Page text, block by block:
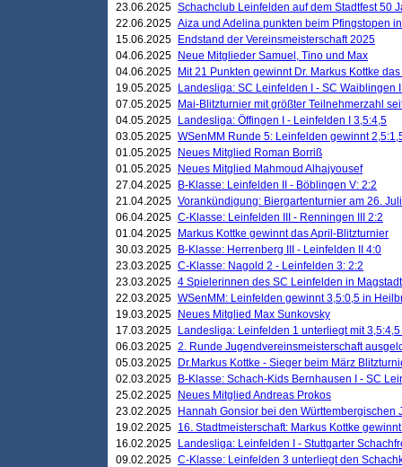
23.06.2025 Schachclub Leinfelden auf dem Stadtfest 50
22.06.2025 Aiza und Adelina punkten beim Pfingstopen
15.06.2025
Endstand der Vereinsmeisterschaft 2025
04.06.2025
Neue Mitglieder Samuel, Tino und Max
04.06.2025
Mit 21 Punkten gewinnt Dr. Markus Kottke
19.05.2025
Landesliga: SC Leinfelden I - SC Waiblingen
07.05.2025
Mai-Blitzturnier mit größter Teilnehmerzahl
04.05.2025
Landesliga: Öffingen I - Leinfelden I 3,5:4,5
03.05.2025 WSenMM Runde 5: Leinfelden gewinnt
01.05.2025
Neues Mitglied Roman Borriß
01.05.2025
Neues Mitglied Mahmoud Alhajyousef
27.04.2025
B-Klasse: Leinfelden II - Böblingen V: 2:2
21.04.2025 Vorankündigung: Biergartenturnier am 26. Juli
06.04.2025 C-Klasse: Leinfelden III - Renningen III 2:2
01.04.2025
Markus Kottke gewinnt das April-Blitzturnier
30.03.2025
B-Klasse: Herrenberg III - Leinfelden II 4:0
23.03.2025 C-Klasse: Nagold 2 - Leinfelden 3: 2:2
23.03.2025 4 Spielerinnen des SC Leinfelden in Magstadt
22.03.2025 WSenMM: Leinfelden gewinnt 3,5:0,5 in
19.03.2025
Neues Mitglied Max Sunkovsky
17.03.2025
Landesliga: Leinfelden 1 unterliegt mit
06.03.2025 2. Runde Jugendvereinsmeisterschaft
05.03.2025
Dr.Markus Kottke - Sieger beim März
02.03.2025
B-Klasse: Schach-Kids Bernhausen I - SC
25.02.2025
Neues Mitglied Andreas Prokos
23.02.2025
Hannah Gonsior bei den Württembergischen
19.02.2025 16. Stadtmeisterschaft: Markus Kottke
16.02.2025
Landesliga: Leinfelden I - Stuttgarter
09.02.2025 C-Klasse: Leinfelden 3 unterliegt den